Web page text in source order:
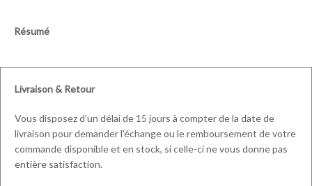
Résumé
Livraison & Retour
Vous disposez d'un délai de 15 jours à compter de la date de
livraison pour demander l'échange ou le remboursement de votre
commande disponible et en stock, si celle-ci ne vous donne pas
entière satisfaction.